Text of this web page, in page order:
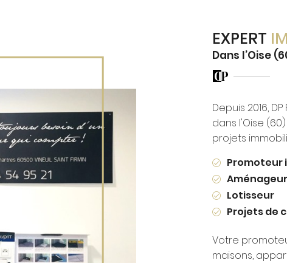
EXPERT
Dans l’Oise
Depuis 2016,
dans l'Oise
projets
Promoteur
Aménageur
Lotisseur
Projets de
Votre
maisons,